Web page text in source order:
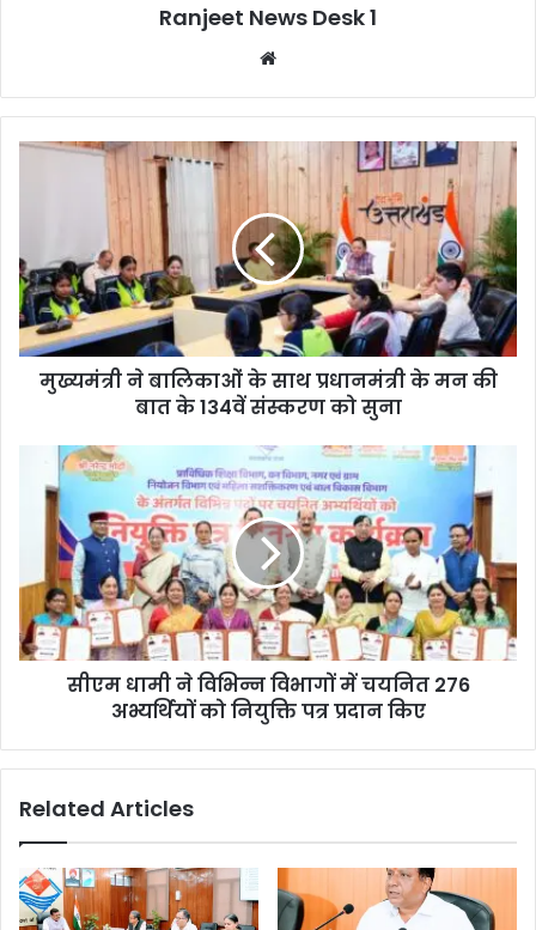
Ranjeet News Desk 1
te
मुख्यमंत्री ने बालिकाओं के साथ प्रधानमंत्री के मन की
बात के 134वें संस्करण को सुना
सीएम धामी ने विभिन्न विभागों में चयनित 276
अभ्यर्थियों को नियुक्ति पत्र प्रदान किए
Related Articles